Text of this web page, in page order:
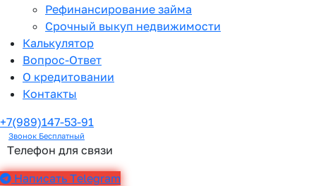
Рефинансирование займа
Срочный выкуп недвижимости
Калькулятор
Вопрос-Ответ
О кредитовании
Контакты
+7(989)147-53-91
Звонок Бесплатный
Телефон для связи
Написать Telegram